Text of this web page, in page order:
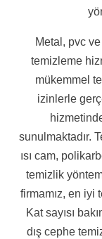
Metal, pvc
temizleme
mükemmel
izinlerle
sunulmaktadır.
ısı cam,
temizlik
firmamız, en iyi
Kat sayısı
dış cephe